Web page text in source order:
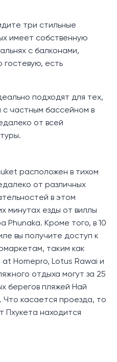
три стильные
имеет собственную
с балконами,
гостевую, есть
подходят для тех,
частным бассейном в
от всей
расположен в тихом
от различных
в этом
минутах езды от виллы
Phunaka. Кроме того, в 10
вы получите доступ к
таким как
Homepro, Lotus Rawai и
отдыха могут за 25
берегов пляжей Най
Что касается проезда, то
находится